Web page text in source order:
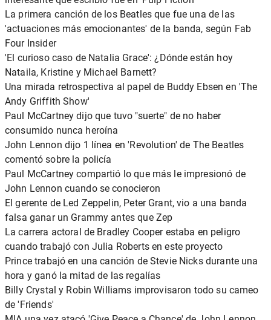
La primera canción de los Beatles que fue una de las
'actuaciones más emocionantes' de la banda, según Fab
Four Insider
'El curioso caso de Natalia Grace': ¿Dónde están hoy
Nataila, Kristine y Michael Barnett?
Una mirada retrospectiva al papel de Buddy Ebsen en 'The
Andy Griffith Show'
Paul McCartney dijo que tuvo "suerte" de no haber
consumido nunca heroína
John Lennon dijo 1 línea en 'Revolution' de The Beatles
comentó sobre la policía
Paul McCartney compartió lo que más le impresionó de
John Lennon cuando se conocieron
El gerente de Led Zeppelin, Peter Grant, vio a una banda
falsa ganar un Grammy antes que Zep
La carrera actoral de Bradley Cooper estaba en peligro
cuando trabajó con Julia Roberts en este proyecto
Prince trabajó en una canción de Stevie Nicks durante una
hora y ganó la mitad de las regalías
Billy Crystal y Robin Williams improvisaron todo su cameo
de 'Friends'